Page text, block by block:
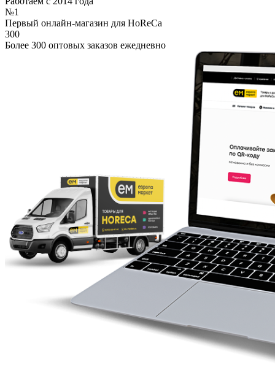
№1
Первый онлайн-магазин для HoReCa
300
Более 300 оптовых заказов ежедневно